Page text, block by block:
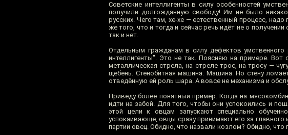
Советские интеллигенты в силу особенностей
получили долгожданную свободу! Им не было
русских. Чего там, хе-хе — естественный процесс,
же того, что и тогда и сейчас речь идёт не о
так и нет.
Отдельным гражданам в силу дефектов
интеллигенты". Это не так. Поясняю на примере.
металлическая стрела, на стреле трос, на тросу —
щебень. Стенобитная машина. Машина. Но стену
отведённую ей роль шара. А вовсе не механизма и
Приведу более понятный пример. Когда на
идти на забой. Для того, чтобы они успокоились и
этой цели к овцам запускают специально
успокаивающе, овцы сразу принимают его за
партии овец. Обидно, что назвали козлом? Обидно,